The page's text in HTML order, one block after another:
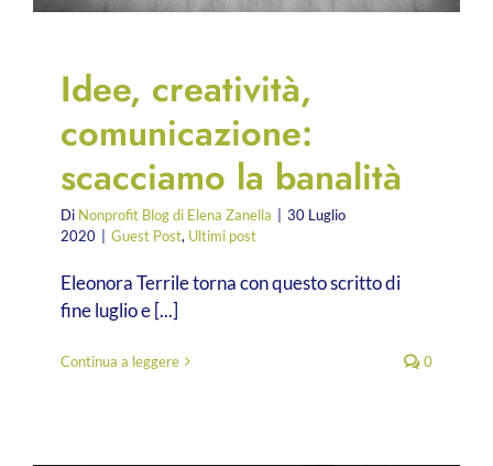
Idee, creatività,
comunicazione:
scacciamo la banalità
Di Nonprofit Blog di Elena Zanella | 30 Luglio
2020 | Guest Post, Ultimi post
Eleonora Terrile torna con questo scritto di
fine luglio e [...]
Continua a leggere 0